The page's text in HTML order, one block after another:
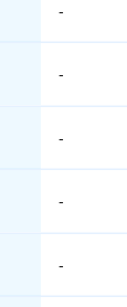
-
-
-
-
-